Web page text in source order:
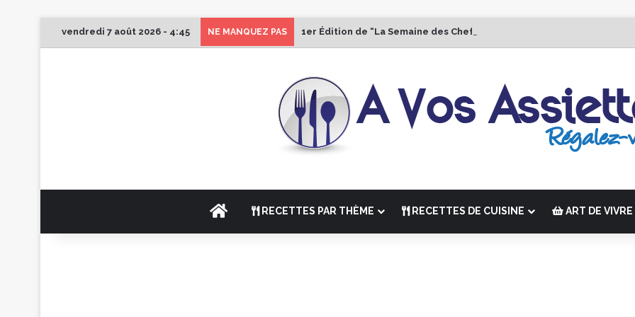
vendredi 7 août 2026 - 4:45 NE MANQUEZ PAS 1er Édition de “La Semaine des Chefs” du 19 au 24 octobre 2026
ACCUEILRECETTES PAR THÈME RECETTES DE CUISINE ART DE VIVRE